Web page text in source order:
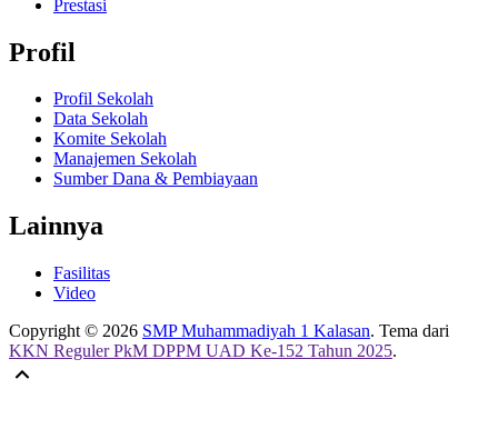
Prestasi
Profil
Profil Sekolah
Data Sekolah
Komite Sekolah
Manajemen Sekolah
Sumber Dana & Pembiayaan
Lainnya
Fasilitas
Video
Copyright © 2026 SMP Muhammadiyah 1 Kalasan. Tema dari
KKN Reguler PkM DPPM UAD Ke-152 Tahun 2025.